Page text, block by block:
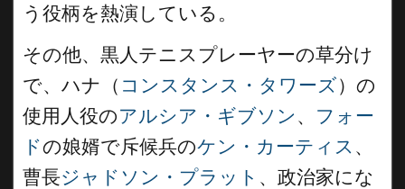
う役柄を熱演している。
その他、黒人テニスプレーヤーの草分け
で、ハナ（ コンスタンス・タワーズ）の
使用人役のアルシア・ギブソン 、 フォー
ドの娘婿で斥候兵のケン・カーティス 、
曹長ジャドソン・プラット 、政治家にな